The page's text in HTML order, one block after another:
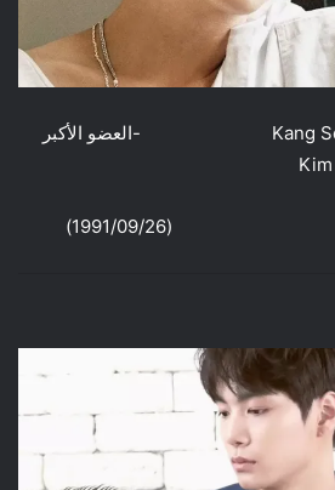
-قائد الفرقة: Kang Seung Yoon -العضو الأكبر